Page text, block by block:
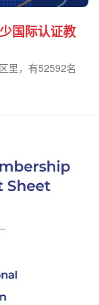
国际认证教
里，有52592名